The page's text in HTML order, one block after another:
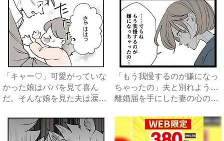
「キャー♡」可愛がっていな
かった娘はパパを見て喜ん
だ。そんな娘を見た夫は涙を
「もう我慢するのが嫌になっ
ちゃったの」夫と別れよう…
離婚届を手にした妻の心のう